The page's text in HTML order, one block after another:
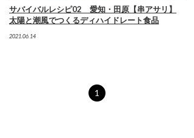
サバイバルレシピ02 愛知・田原【串アサリ】
太陽と潮風でつくるディハイドレート食品
2021.06.14
1